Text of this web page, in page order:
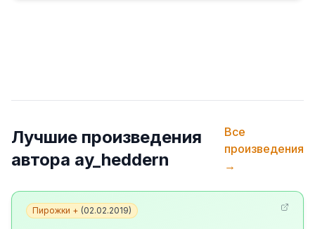
Лучшие произведения
автора ay_heddern
Все
произведения
→
Пирожки + (02.02.2019)